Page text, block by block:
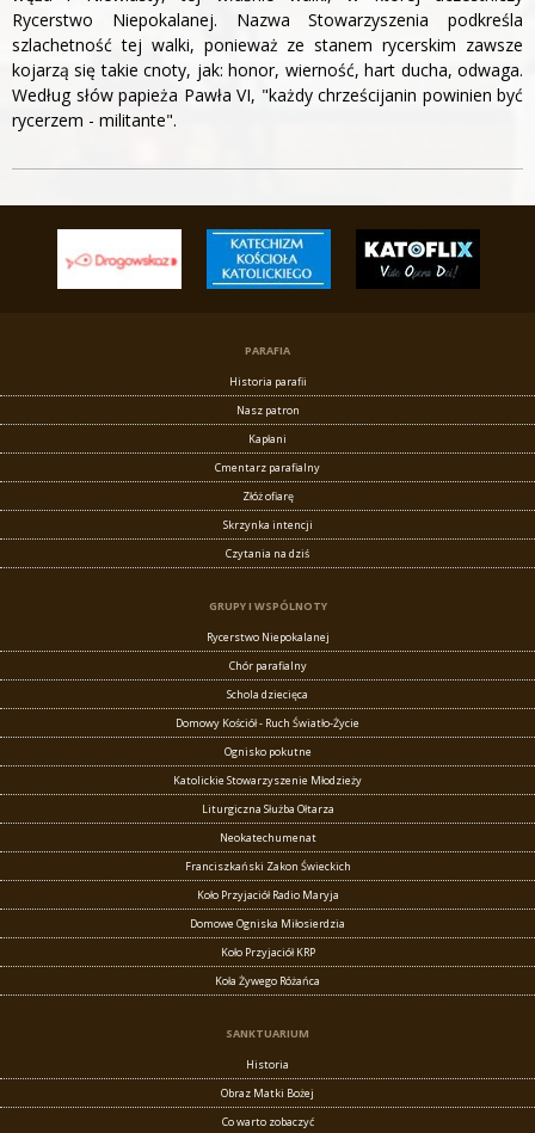
Rycerstwo Niepokalanej. Nazwa Stowarzyszenia podkreśla
szlachetność tej walki, ponieważ ze stanem rycerskim zawsze
kojarzą się takie cnoty, jak: honor, wierność, hart ducha, odwaga.
Według słów papieża Pawła VI, "każdy chrześcijanin powinien być
rycerzem - militante".
PARAFIA
Historia parafii
Nasz patron
Kapłani
Cmentarz parafialny
Złóż ofiarę
Skrzynka intencji
Czytania na dziś
GRUPY I WSPÓLNOTY
Rycerstwo Niepokalanej
Chór parafialny
Schola dziecięca
Domowy Kościół - Ruch Światło-Życie
Ognisko pokutne
Katolickie Stowarzyszenie Młodzieży
Liturgiczna Służba Ołtarza
Neokatechumenat
Franciszkański Zakon Świeckich
Koło Przyjaciół Radio Maryja
Domowe Ogniska Miłosierdzia
Koło Przyjaciół KRP
Koła Żywego Różańca
SANKTUARIUM
Historia
Obraz Matki Bożej
Co warto zobaczyć